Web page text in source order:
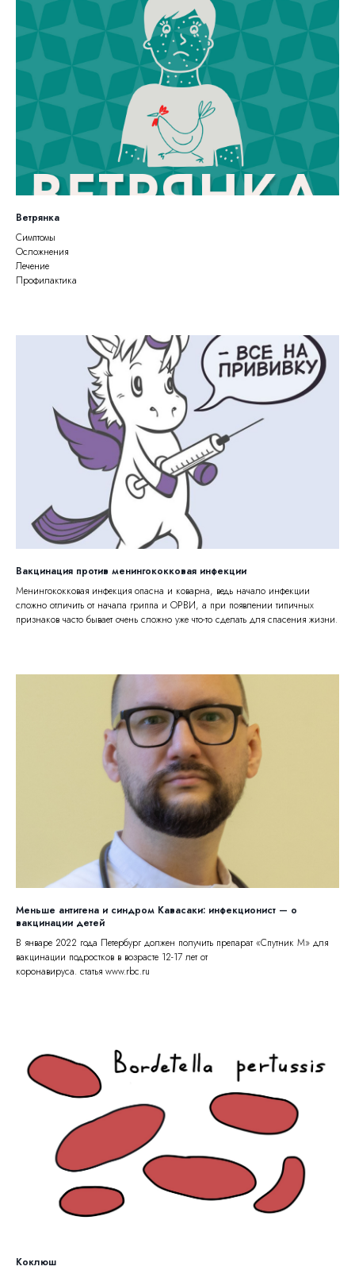
Ветрянка
Симптомы
Осложнения
Лечение
Профилактика
Вакцинация против менингококковая инфекции
Менингококковая инфекция опасна и коварна, ведь начало инфекции
сложно отличить от начала гриппа и ОРВИ, а при появлении типичных
признаков часто бывает очень сложно уже что-то сделать для спасения жизни.
Меньше антигена и синдром Кавасаки: инфекционист — о
вакцинации детей
В январе 2022 года Петербург должен получить препарат «Спутник М» для
вакцинации подростков в возрасте 12-17 лет от
коронавируса. статья www.rbc.ru
Коклюш